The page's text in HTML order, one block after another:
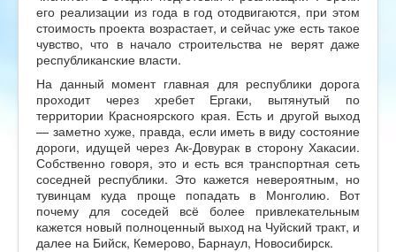
его реализации из года в год отодвигаются, при этом
стоимость проекта возрастает, и сейчас уже есть такое
чувство, что в начало строительства не верят даже
республиканские власти.
На данный момент главная для республики дорога
проходит через хребет Ергаки, вытянутый по
территории Красноярского края. Есть и другой выход
— заметно хуже, правда, если иметь в виду состояние
дороги, идущей через Ак-Довурак в сторону Хакасии.
Собственно говоря, это и есть вся транспортная сеть
соседней республики. Это кажется невероятным, но
тувинцам куда проще попадать в Монголию. Вот
почему для соседей всё более привлекательным
кажется новый полноценный выход на Чуйский тракт, и
далее на Бийск, Кемерово, Барнаул, Новосибирск.